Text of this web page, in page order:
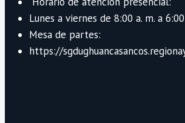
Lunes a viernes de 8:00 a. m. a
Mesa de partes:
https://